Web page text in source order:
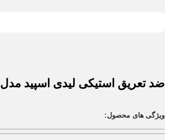
ضد تعریق استیکی لیدی اسپید مدل Invisible Dry Wild Freesia
ویژگی های محصول: